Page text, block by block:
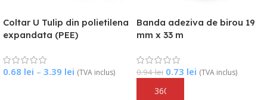
Coltar U Tulip din polietilena
expandata (PEE)
0.68 lei – 3.39 lei (TVA inclus)
Banda adeziva de birou 19
mm x 33 m
0.94lei 0.73 lei (TVA inclus)
Adaugă În Coș